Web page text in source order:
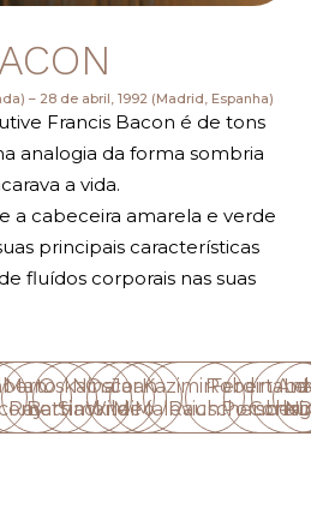
– 28 de abril, 1992 (Madrid, Espanha)
Francis Bacon é de tons
analogia da forma sombria
a vida.
a cabeceira amarela e verde
principais características
fluídos corporais nas suas
Man
Ray
Oskar
Barnack
Nina
Simone
Oscar
Wilde
Joan
Miró
Kazimir
Malevich
Robert
Rauschenberg
Ferdinand
Porsche
Le